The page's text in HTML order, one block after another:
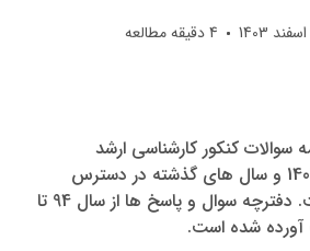
4دقیقه مطالعه
سوالات کنکور کارشناسی ارشد
مهندسی هوافضا سال 1404 و سال های گذشته در دسترس
داوطلبان قرار گرفته است. دفترچه سوال و پاسخ ها از سال 94 تا